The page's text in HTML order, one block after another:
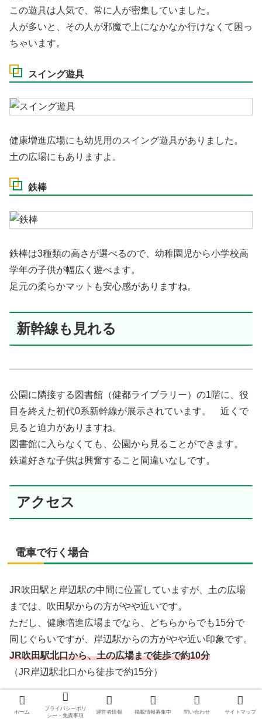
この遊具は人気で、常に人が密集していました。
人が多いと、その人が邪魔で上になかなか行けなくて困っ
ちゃいます。
スイング遊具
健康増進広場にも幼児用のスイング遊具がありました。
土の広場にもありますよ。
鉄棒
鉄棒は3種類の高さが選べるので、幼稚園児から小学校高
学年の子供が幅広く遊べます。
足元の柔らかマットも安心感がありますね。
新幹線も見れる
公園に隣接する図書館（健都ライブラリー）の1階に、役
目を終えた初代0系新幹線が展示されています。 近くで
見ると迫力がありますね。
図書館に入らなくても、公園から見ることができます。
鉄道好きな子供は興奮すること間違いなしです。
アクセス
電車で行く場合
JR吹田駅と岸辺駅の中間に位置していますが、土の広場
までは、吹田駅からの方がやや近いです。
ただし、健康増進広場までなら、どちらからでも15分で
同じぐらいですが、岸辺駅からの方がやや近い印象です。
JR吹田駅北口から、土の広場まで徒歩で約10分
（JR岸辺駅北口から徒歩で約15分）
ホーム
プライバシーポリ
シー・免責事項
運営者情報 掲載情報募集中 問い合わせ サイトマップ